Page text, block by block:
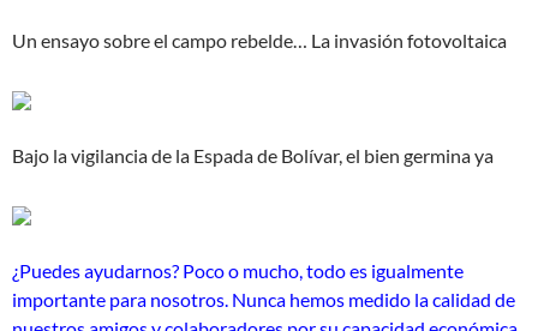
Un ensayo sobre el campo rebelde… La invasión fotovoltaica
Bajo la vigilancia de la Espada de Bolívar, el bien germina ya
¿Puedes ayudarnos? Poco o mucho, todo es igualmente
importante para nosotros. Nunca hemos medido la calidad de